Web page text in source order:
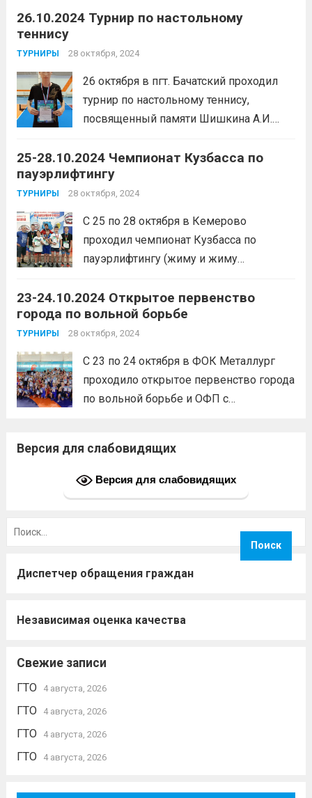
9 лет.1 место — Юденков Роман,
Захаров Артем, Зибров Дмитрий,
Батмазова Кристина2 место — Павлов...
26.10.2024 Турнир по настольному
теннису
ТУРНИРЫ 28 октября, 2024
26 октября в пгт. Бачатский проходил
турнир по настольному теннису,
посвященный памяти Шишкина А.И.
Макарова, Ильман Тимур, занял 2 место.
Подготовил спортсмена тренер-
преподаватель Баталов Алексей
Читать дальше
25-28.10.2024 Чемпионат Кузбасса по
пауэрлифтингу
ТУРНИРЫ 28 октября, 2024
С 25 по 28 октября в Кемерово
проходил чемпионат Кузбасса по
пауэрлифтингу (жиму и жиму
юношей, юниоров и юниорок.1 место —
Елькина Анастасия (тренер Задорина
Я.С.), Молдованова Кристина,
Перелыгин Николай, Вигандт Андрей,
Васильев Михаил, Плотцев Семен,...
Читать дальше
23-24.10.2024 Открытое первенство
города по вольной борьбе
ТУРНИРЫ 28 октября, 2024
С 23 по 24 октября в ФОК Металлург
проходило открытое первенство города
по вольной борьбе и ОФП с
2010-2011 гг.р. в рамках подпрограммы
комплексных мер противодействия
Версия для слабовидящих
Версия для слабовидящих
Диспетчер обращения граждан
Независимая оценка качества
Свежие записи
ГТО 4 августа, 2026
ГТО 4 августа, 2026
ГТО 4 августа, 2026
ГТО 4 августа, 2026